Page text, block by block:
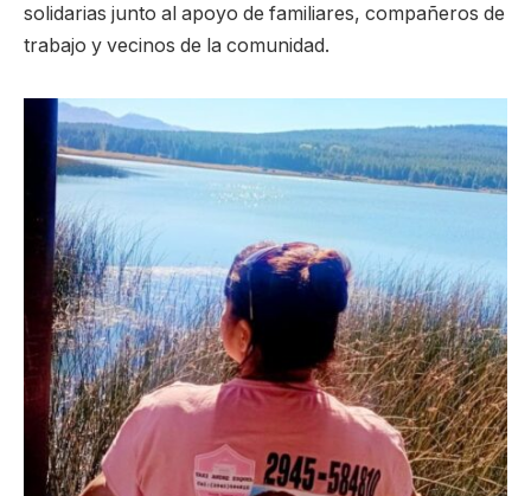
solidarias junto al apoyo de familiares, compañeros de
trabajo y vecinos de la comunidad.